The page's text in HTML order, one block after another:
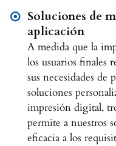
Soluciones de
aplicación
A medida que la
los usuarios finales
sus necesidades de
soluciones
impresión digital,
permite a nuestros
eficacia a los